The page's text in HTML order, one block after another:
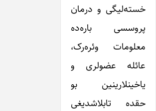
خسته‌لیگی و درمان
پروسسی باره‌ده
معلومات وئره‌رک،
عائله عضولری و
یاخینلارینین بو
حقده تابلاشدیغی